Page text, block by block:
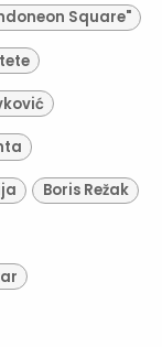
Square"
Boris Režak